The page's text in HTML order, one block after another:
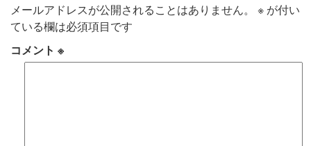
メールアドレスが公開されることはありません。 ※ が付い
ている欄は必須項目です
コメント ※